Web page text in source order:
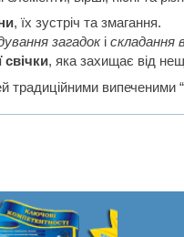
, їх зустріч та змагання.
загадокіскладання
свічки, яка захищає від
традиційними випеченими